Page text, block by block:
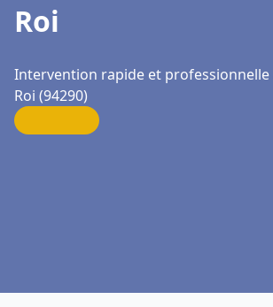
Roi
Intervention rapide et professionnelle
Roi (94290)